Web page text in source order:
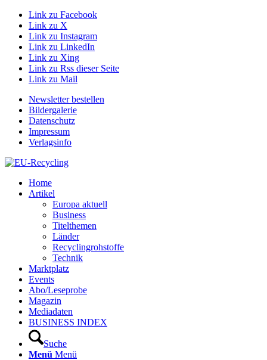
Link zu Facebook
Link zu X
Link zu Instagram
Link zu LinkedIn
Link zu Xing
Link zu Rss dieser Seite
Link zu Mail
Newsletter bestellen
Bildergalerie
Datenschutz
Impressum
Verlagsinfo
Home
Artikel
Europa aktuell
Business
Titelthemen
Länder
Recyclingrohstoffe
Technik
Marktplatz
Events
Abo/Leseprobe
Magazin
Mediadaten
BUSINESS INDEX
Suche
Menü Menü